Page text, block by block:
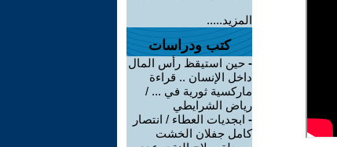
المزيد.....
كتب ودراسات
- حين استيقظ رأس المال
داخل الإنسان .. قراءة
ماركسية ثورية في ... /
رياض الشرايطي
- ابجديات العطاء / انتصار
كامل جفلان الخشت